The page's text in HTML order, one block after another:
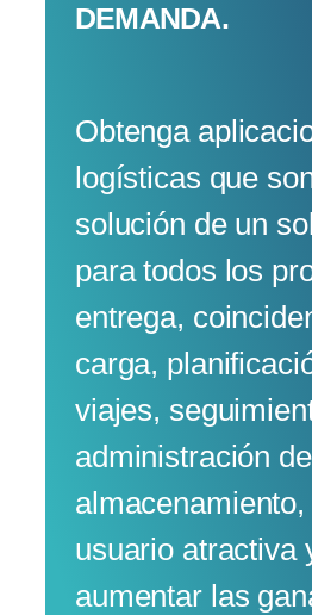
DEMANDA.
Obtenga
logísticas que
solución de un
para todos los
entrega,
carga,
viajes,
administración de
usuario atractiva
aumentar las